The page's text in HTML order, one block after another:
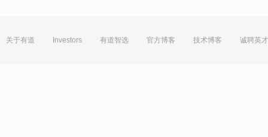
关于有道 Investors 有道智选 官方博客 技术博客 诚聘英才